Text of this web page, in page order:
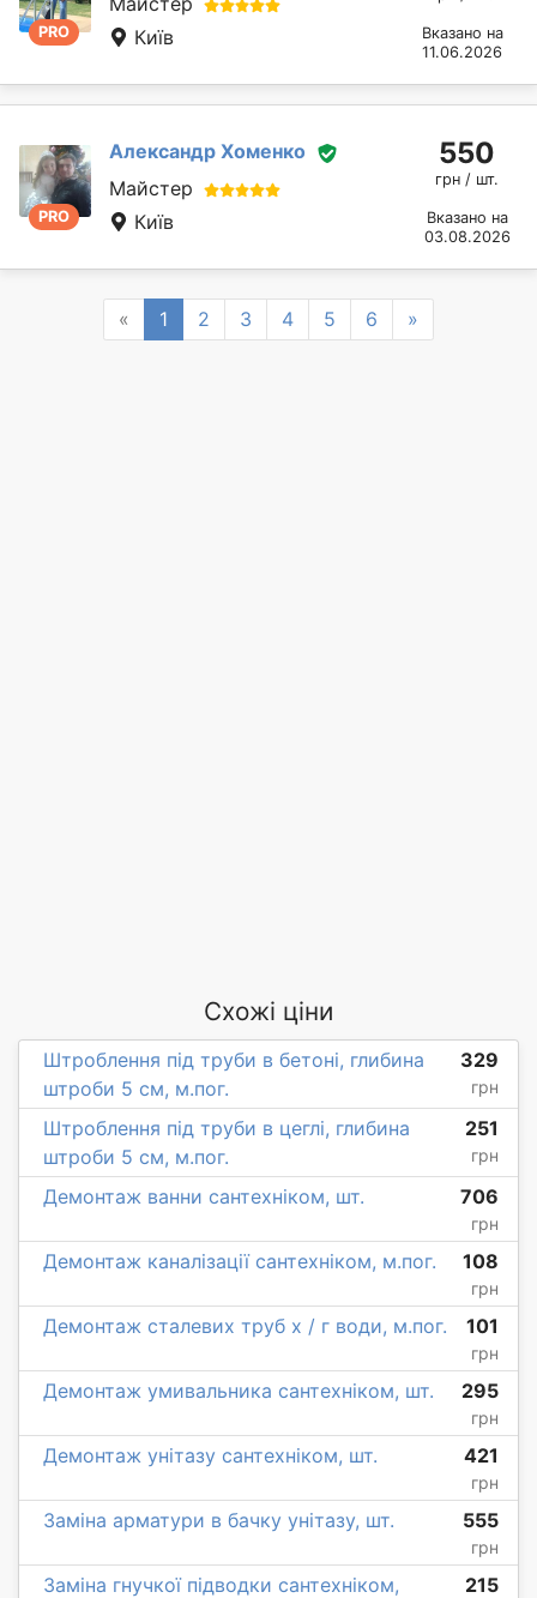
PRO
Київ
Вказано на
11.06.2026
PRO
Александр Хоменко
Майстер
Київ
550
грн / шт.
Вказано на
03.08.2026
« Previous
1 2 3 4 5 6 »
Схожі ціни
Штроблення під труби в бетоні, глибина
штроби 5 см, м.пог.
329
грн
Штроблення під труби в цеглі, глибина
штроби 5 см, м.пог.
251
грн
Демонтаж ванни сантехніком, шт. 706
грн
Демонтаж каналізації сантехніком, м.пог. 108
грн
Демонтаж сталевих труб х / г води, м.пог. 101
грн
Демонтаж умивальника сантехніком, шт. 295
грн
Демонтаж унітазу сантехніком, шт. 421
грн
Заміна арматури в бачку унітазу, шт. 555
грн
Заміна гнучкої підводки сантехніком,
215